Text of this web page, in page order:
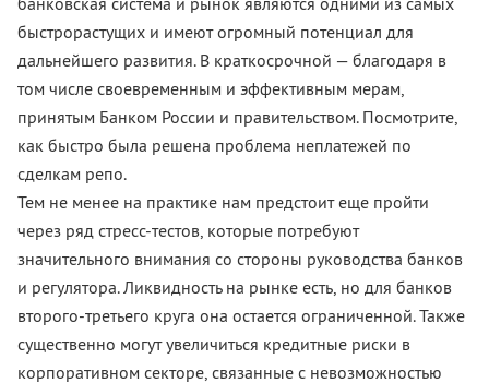
быстрорастущих и имеют огромный потенциал для
дальнейшего развития. В краткосрочной — благодаря в
том числе своевременным и эффективным мерам,
принятым Банком России и правительством. Посмотрите,
как быстро была решена проблема неплатежей по
сделкам репо.
Тем не менее на практике нам предстоит еще пройти
через ряд стресс-тестов, которые потребуют
значительного внимания со стороны руководства банков
и регулятора. Ликвидность на рынке есть, но для банков
второго-третьего круга она остается ограниченной. Также
существенно могут увеличиться кредитные риски в
корпоративном секторе, связанные с невозможностью